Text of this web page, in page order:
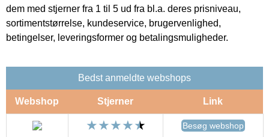
dem med stjerner fra 1 til 5 ud fra bl.a. deres prisniveau,
sortimentstørrelse, kundeservice, brugervenlighed,
betingelser, leveringsformer og betalingsmuligheder.
Bedst anmeldte webshops
Webshop Stjerner Link
Besøg webshop